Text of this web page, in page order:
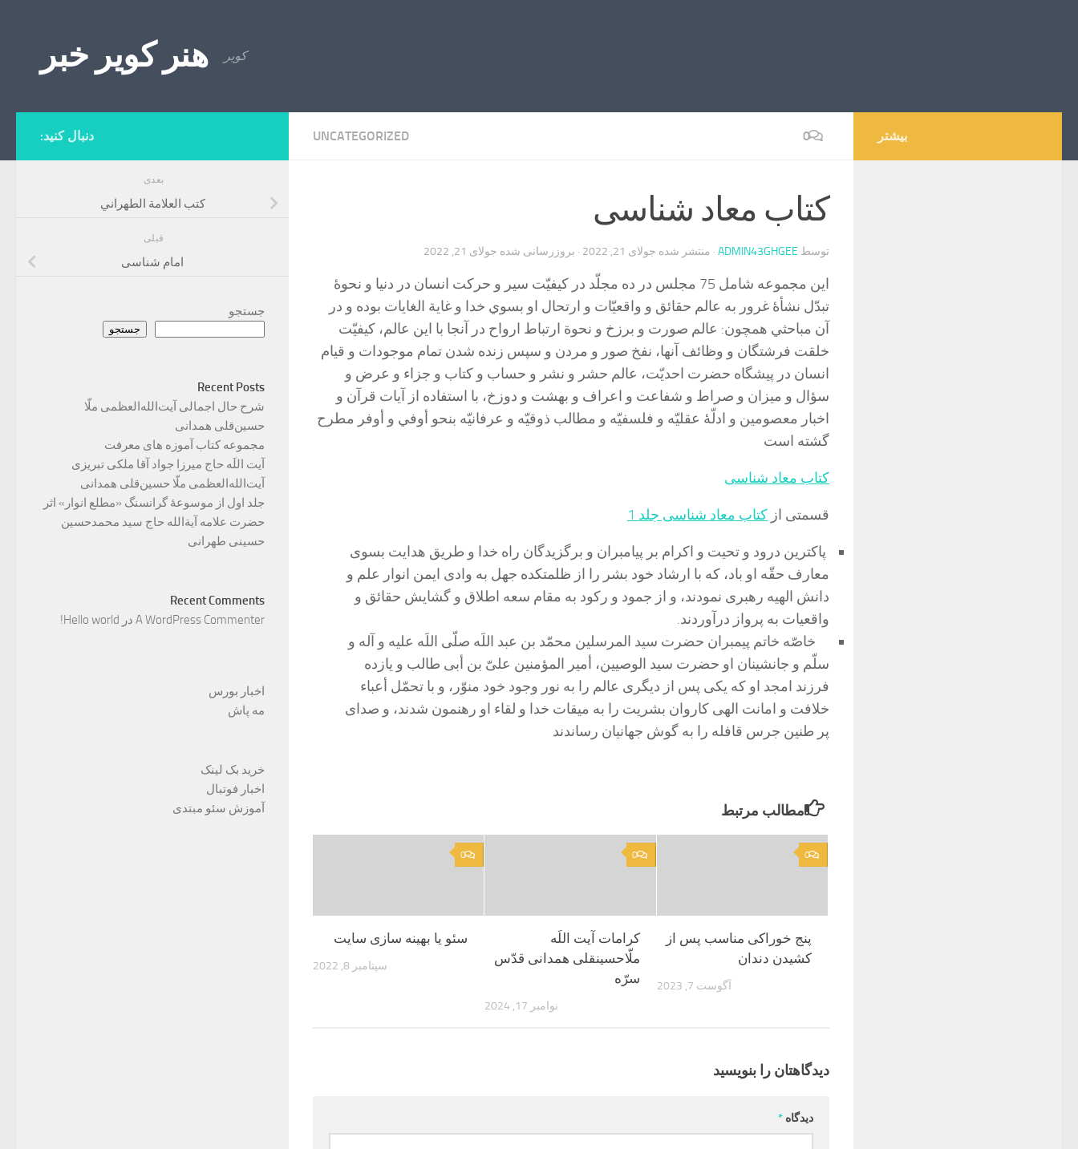
هنر کویر خبر کویر
UNCATEGORIZED 0
کتاب معاد شناسی
توسط ADMIN43GHGEE · منتشر شده جولای 21, 2022 · بروزرسانی شده جولای 21, 2022
اين مجموعه شامل 75 مجلس در ده مجلّد در كيفيّت سير و حركت انسان در دنيا و نحوۀ
تبدّل نشأۀ غرور به عالم حقائق و واقعيّات و ارتحال او بسوي خدا و غاية الغايات بوده و در
آن مباحثي همچون: عالم صورت و برزخ و نحوة ارتباط ارواح در آنجا با اين عالم، كيفيّت
خلقت فرشتگان و وظائف آنها، نفخ صور و مردن و سپس زنده شدن تمام موجودات و قيام
انسان در پيشگاه حضرت احديّت، عالم حشر و نشر و حساب و كتاب و جزاء و عرض و
سؤال و ميزان و صراط و شفاعت و اعراف و بهشت و دوزخ، با استفاده از آيات قرآن و
اخبار معصومين و ادلّۀ عقليّه و فلسفيّه و مطالب ذوقيّه و عرفانيّه بنحو أوفي و أوفر مطرح
گشته است
کتاب معاد شناسی
قسمتی از کتاب معاد شناسی جلد 1
پاكترین درود و تحیت و اكرام بر پیامبران و برگزیدگان راه خدا و طریق هدایت بسوى
معارف حقّه او باد، كه با ارشاد خود بشر را از ظلمتكده جهل به وادى ایمن انوار علم و
دانش الهیه رهبرى نمودند، و از جمود و ركود به مقام سعه اطلاق و گشایش حقائق و
واقعیات به پرواز درآوردند.
خاصّه خاتم پیمبران حضرت سید المرسلین‌ محمّد بن عبد اللَه‌ صلّى اللَه علیه و آله و
سلّم و جانشینان او حضرت سید الوصیین، أمیر المؤمنین‌ علىّ بن أبى طالب‌ و یازده
فرزند امجد او كه یكى پس از دیگرى عالم را به نور وجود خود منوّر، و با تحمّل أعباء
خلافت و امانت الهى كاروان بشریت را به میقات خدا و لقاء او رهنمون شدند، و صداى
پر طنین جرس قافله را به گوش جهانیان رساندند
مطالب مرتبط
0
سئو یا بهینه سازی سایت
سپتامبر 8, 2022
0
کرامات آیت اللَه
ملّاحسینقلی همدانی قدّس
سرّه
نوامبر 17, 2024
0
پنج خوراکی مناسب پس از
کشیدن دندان
آگوست 7, 2023
دیدگاهتان را بنویسید
دیدگاه *
دنبال کنید:
بعدی
كتب العلامة الطهراني
قبلی
امام شناسی
جستجو
جستجو
Recent Posts
شرح حال اجمالی آیت‌الله‌العظمی ملّا
حسین‌قلی همدانی
مجموعه کتاب آموزه های معرفت
آیت اللَه حاج میرزا جواد آقا ملکی تبریزی
آیت‌الله‌العظمی ملّا حسین‌قلی همدانی
جلد اول از موسوعۀ گرانسنگ «مطلع انوار» اثر
حضرت علامه آیة‌الله حاج سید محمدحسین
حسینی طهرانی
Recent Comments
A WordPress Commenter در Hello world!
اخبار بورس
مه پاش
خرید بک لینک
اخبار فوتبال
آموزش سئو مبتدی
بیشتر